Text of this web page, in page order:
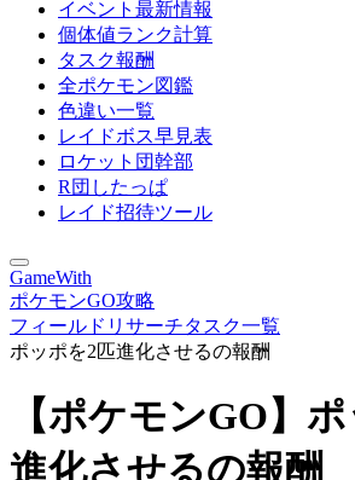
イベント最新情報
個体値ランク計算
タスク報酬
全ポケモン図鑑
色違い一覧
レイドボス早見表
ロケット団幹部
R団したっぱ
レイド招待ツール
GameWith
ポケモンGO攻略
フィールドリサーチタスク一覧
ポッポを2匹進化させるの報酬
【ポケモンGO】
進化させるの報酬